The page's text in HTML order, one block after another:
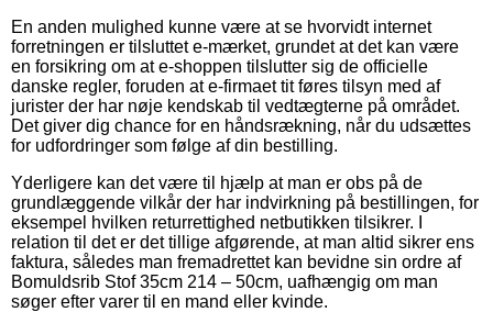
En anden mulighed kunne være at se hvorvidt internet
forretningen er tilsluttet e-mærket, grundet at det kan være
en forsikring om at e-shoppen tilslutter sig de officielle
danske regler, foruden at e-firmaet tit føres tilsyn med af
jurister der har nøje kendskab til vedtægterne på området.
Det giver dig chance for en håndsrækning, når du udsættes
for udfordringer som følge af din bestilling.
Yderligere kan det være til hjælp at man er obs på de
grundlæggende vilkår der har indvirkning på bestillingen, for
eksempel hvilken returrettighed netbutikken tilsikrer. I
relation til det er det tillige afgørende, at man altid sikrer ens
faktura, således man fremadrettet kan bevidne sin ordre af
Bomuldsrib Stof 35cm 214 – 50cm, uafhængig om man
søger efter varer til en mand eller kvinde.